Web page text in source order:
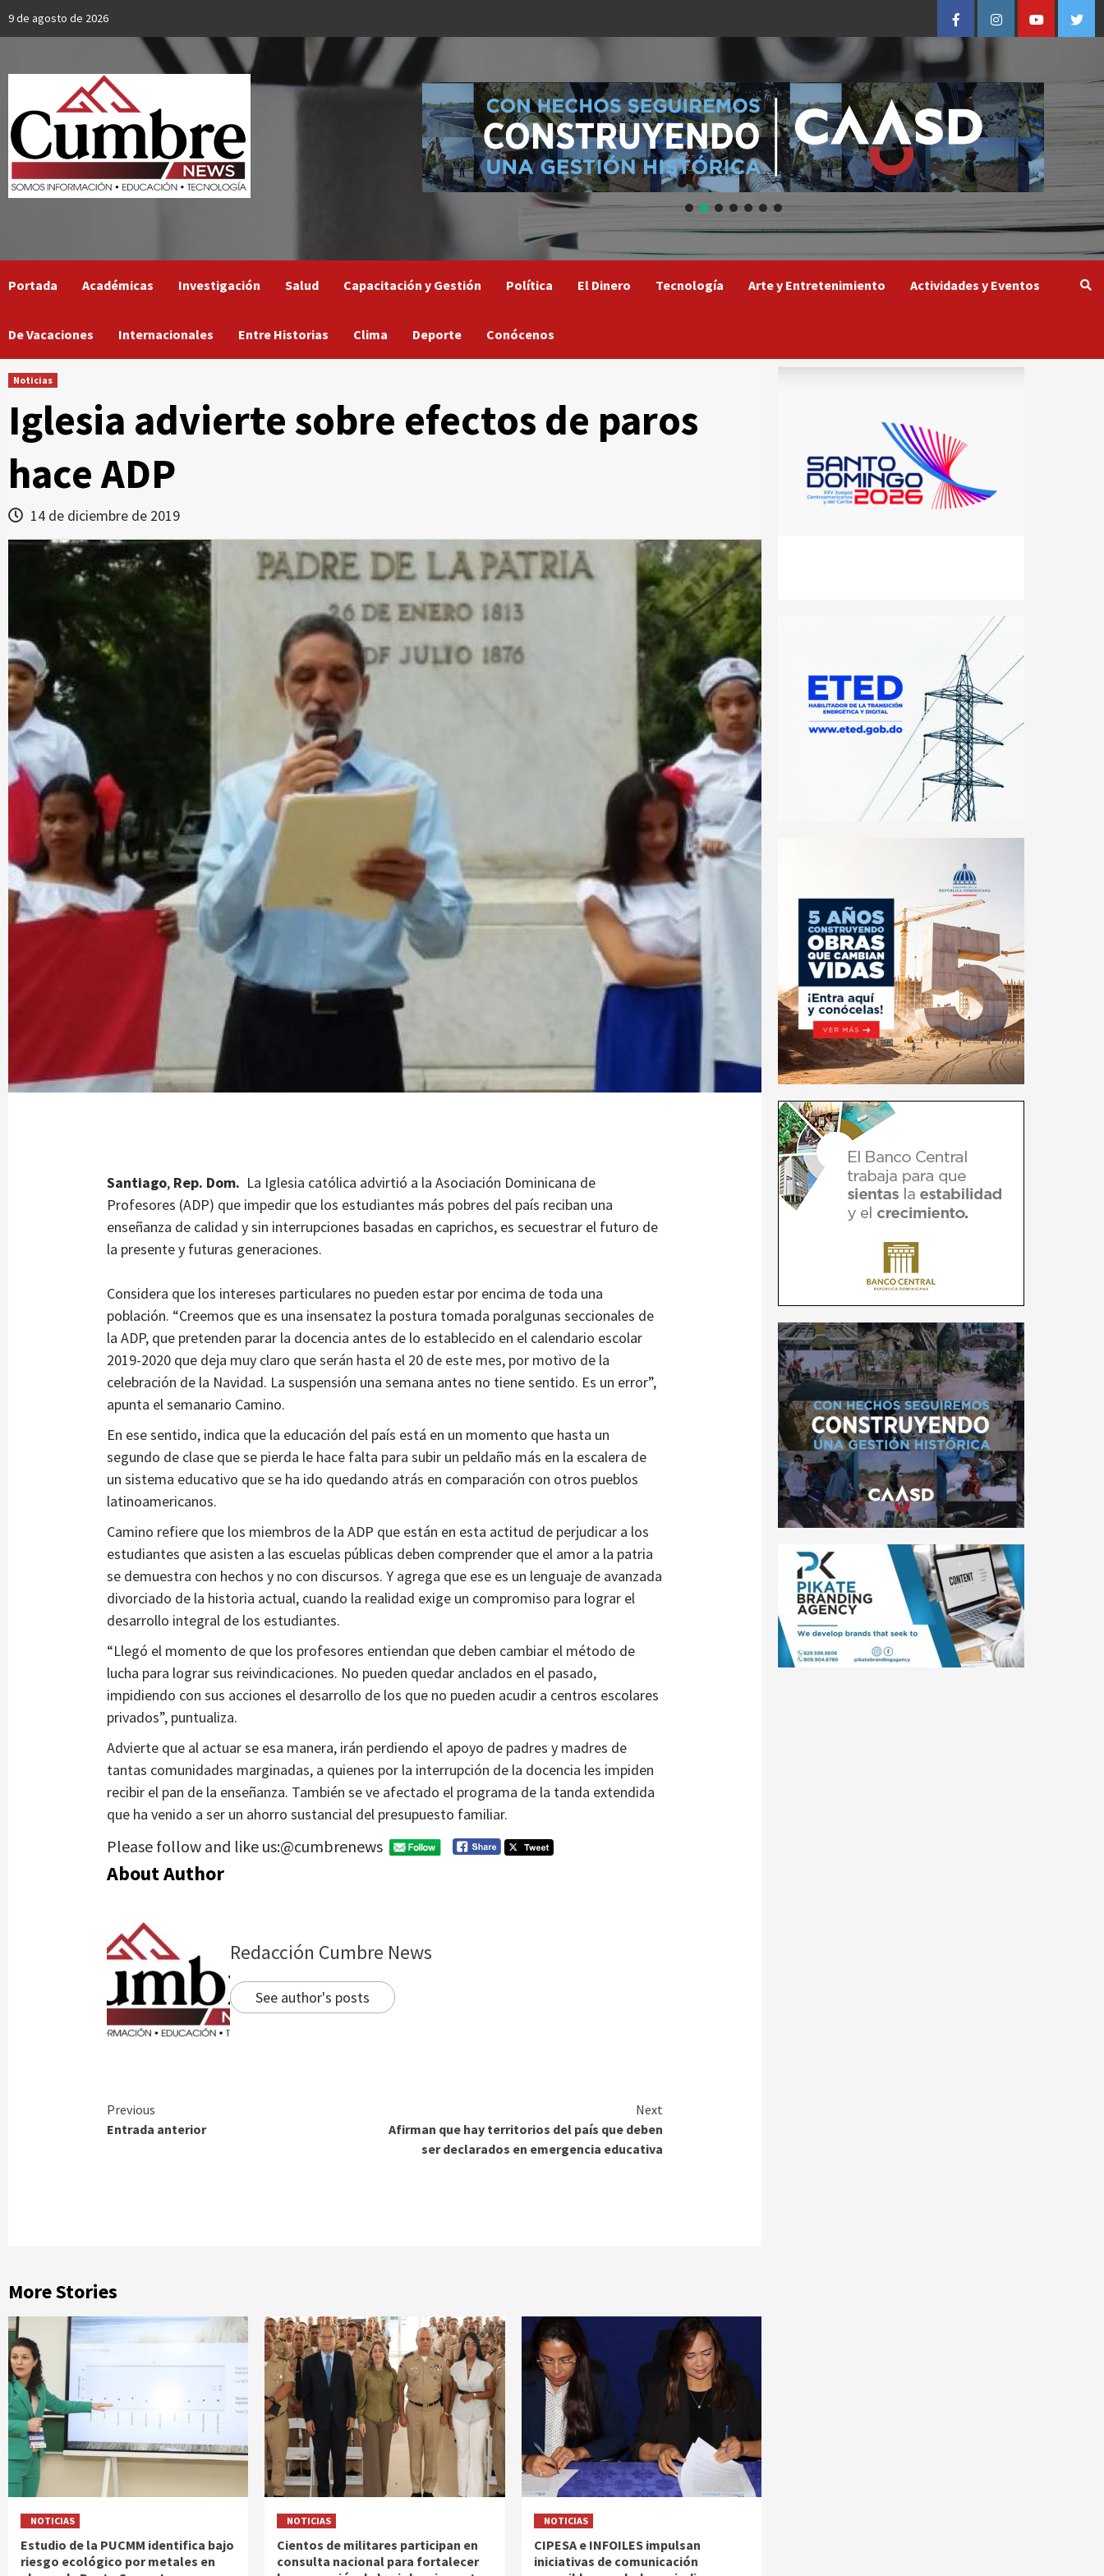
9 de agosto de 2026 FacebookInstagramYoutube
Portada Académicas Investigación Salud Capacitación y Gestión Política El Dinero Tecnología Arte y Entretenimiento Actividades y Eventos
De Vacaciones Internacionales Entre Historias Clima Deporte Conócenos
Noticias
Iglesia advierte sobre efectos de paros
hace ADP
14 de diciembre de 2019
Santiago, Rep. Dom. La Iglesia católica advirtió a la Asociación Dominicana de
Profesores (ADP) que impedir que los estudiantes más pobres del país reciban una
enseñanza de calidad y sin interrupciones basadas en caprichos, es secuestrar el futuro de
la presente y futuras generaciones.
Considera que los intereses particulares no pueden estar por encima de toda una
población. “Creemos que es una insensatez la postura tomada poralgunas seccionales de
la ADP, que pretenden parar la docencia antes de lo establecido en el calendario escolar
2019-2020 que deja muy claro que serán hasta el 20 de este mes, por motivo de la
celebración de la Navidad. La suspensión una semana antes no tiene sentido. Es un error”,
apunta el semanario Camino.
En ese sentido, indica que la educación del país está en un momento que hasta un
segundo de clase que se pierda le hace falta para subir un peldaño más en la escalera de
un sistema educativo que se ha ido quedando atrás en comparación con otros pueblos
latinoamericanos.
Camino refiere que los miembros de la ADP que están en esta actitud de perjudicar a los
estudiantes que asisten a las escuelas públicas deben comprender que el amor a la patria
se demuestra con hechos y no con discursos. Y agrega que ese es un lenguaje de avanzada
divorciado de la historia actual, cuando la realidad exige un compromiso para lograr el
desarrollo integral de los estudiantes.
“Llegó el momento de que los profesores entiendan que deben cambiar el método de
lucha para lograr sus reivindicaciones. No pueden quedar anclados en el pasado,
impidiendo con sus acciones el desarrollo de los que no pueden acudir a centros escolares
privados”, puntualiza.
Advierte que al actuar se esa manera, irán perdiendo el apoyo de padres y madres de
tantas comunidades marginadas, a quienes por la interrupción de la docencia les impiden
recibir el pan de la enseñanza. También se ve afectado el programa de la tanda extendida
que ha venido a ser un ahorro sustancial del presupuesto familiar.
Please follow and like us:@cumbrenews
About Author
Redacción Cumbre News
See author's posts
Continue
Previous
Entrada anterior
Next
Afirman que hay territorios del país que deben
ser declarados en emergencia educativa
More Stories
NOTICIAS
Estudio de la PUCMM identifica bajo
riesgo ecológico por metales en
NOTICIAS
Cientos de militares participan en
consulta nacional para fortalecer
NOTICIAS
CIPESA e INFOILES impulsan
iniciativas de comunicación